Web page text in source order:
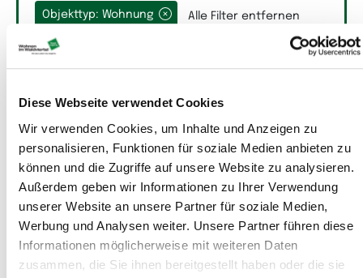
Diese Webseite verwendet Cookies
Wir verwenden Cookies, um Inhalte und Anzeigen zu
personalisieren, Funktionen für soziale Medien anbieten zu
können und die Zugriffe auf unsere Website zu analysieren.
Außerdem geben wir Informationen zu Ihrer Verwendung
unserer Website an unsere Partner für soziale Medien,
Werbung und Analysen weiter. Unsere Partner führen diese
Informationen möglicherweise mit weiteren Daten
zusammen, die Sie ihnen bereitgestellt haben oder die sie
Grundfläche
Räume
Auswahlfeld Räume.
Objekttyp: Wohnung Alle Filter entfernen